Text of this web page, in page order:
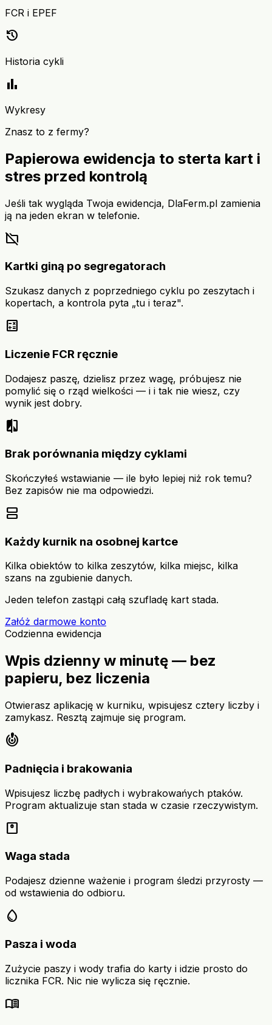
FCR i EPEF
history
Historia cykli
bar_chart
Wykresy
Znasz to z fermy?
Papierowa ewidencja to sterta kart i
stres przed kontrolą
Jeśli tak wygląda Twoja ewidencja, DlaFerm.pl zamienia
ją na jeden ekran w telefonie.
folder_off
Kartki giną po segregatorach
Szukasz danych z poprzedniego cyklu po zeszytach i
kopertach, a kontrola pyta „tu i teraz".
calculate
Liczenie FCR ręcznie
Dodajesz paszę, dzielisz przez wagę, próbujesz nie
pomylić się o rząd wielkości — i i tak nie wiesz, czy
wynik jest dobry.
compare
Brak porównania między cyklami
Skończyłeś wstawianie — ile było lepiej niż rok temu?
Bez zapisów nie ma odpowiedzi.
view_agenda
Każdy kurnik na osobnej kartce
Kilka obiektów to kilka zeszytów, kilka miejsc, kilka
szans na zgubienie danych.
Jeden telefon zastąpi całą szufladę kart stada.
Załóż darmowe konto
Codzienna ewidencja
Wpis dzienny w minutę — bez
papieru, bez liczenia
Otwierasz aplikację w kurniku, wpisujesz cztery liczby i
zamykasz. Resztą zajmuje się program.
crisis_alert
Padnięcia i brakowania
Wpisujesz liczbę padłych i wybrakowańych ptaków.
Program aktualizuje stan stada w czasie rzeczywistym.
monitor_weight
Waga stada
Podajesz dzienne ważenie i program śledzi przyrosty —
od wstawienia do odbioru.
water_drop
Pasza i woda
Zużycie paszy i wody trafia do karty i idzie prosto do
licznika FCR. Nic nie wylicza się ręcznie.
menu_book